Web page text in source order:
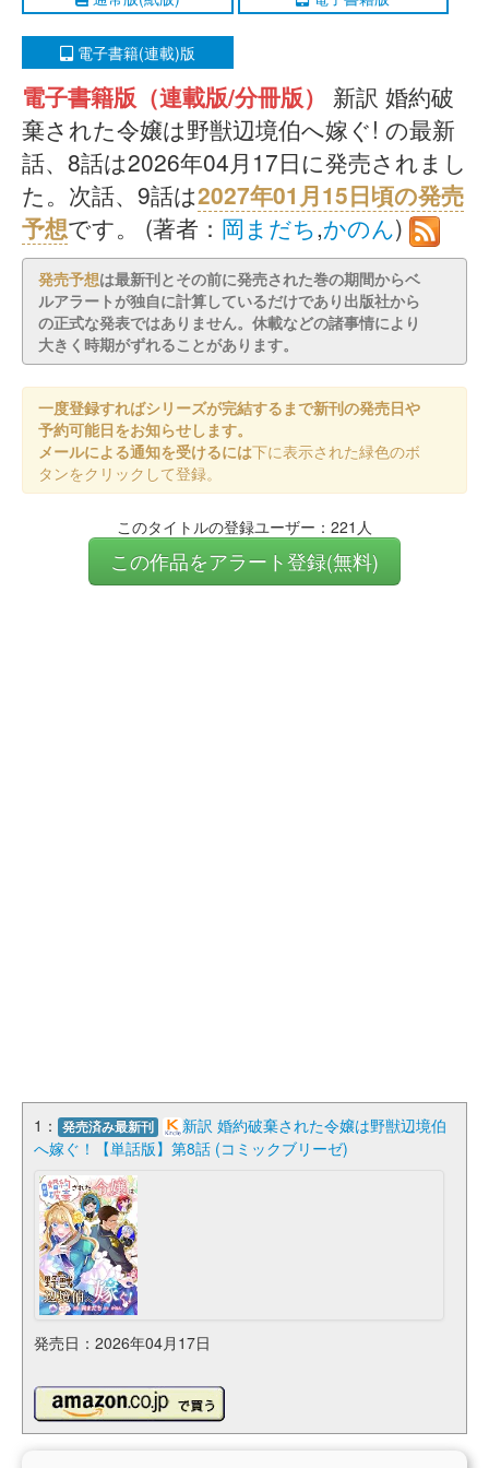
電子書籍(連載)版
電子書籍版（連載版/分冊版）
新訳 婚約破
棄された令嬢は野獣辺境伯へ嫁ぐ! の最新
話、8話は2026年04月17日に発売されまし
た。次話、9話は2027年01月15日頃の発売
予想です。 (著者： 岡まだち,かのん)
発売予想は最新刊とその前に発売された巻の期間からベ
ルアラートが独自に計算しているだけであり出版社から
の正式な発表ではありません。休載などの諸事情により
大きく時期がずれることがあります。
一度登録すればシリーズが完結するまで新刊の発売日や
予約可能日をお知らせします。
メールによる通知を受けるには下に表示された緑色のボ
タンをクリックして登録。
このタイトルの登録ユーザー：221人
この作品をアラート登録(無料)
1： 発売済み最新刊
新訳 婚約破棄された令嬢は野獣辺境伯
へ嫁ぐ！【単話版】第8話 (コミックブリーゼ)
発売日：2026年04月17日